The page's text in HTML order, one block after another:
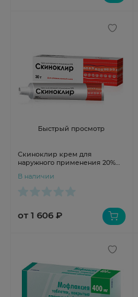
Быстрый просмотр
Скиноклир крем для
наружного применения 20%
В наличии
от 1 606 ₽